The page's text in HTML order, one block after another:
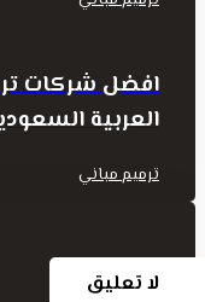
افضل شركات
العربية
ترميم مباني
لا تعليق